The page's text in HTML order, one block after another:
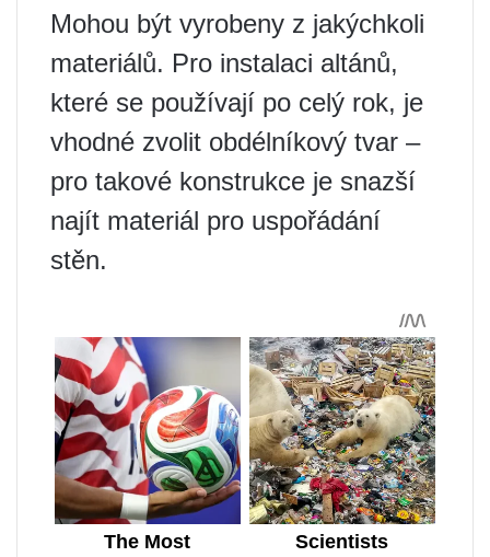
Mohou být vyrobeny z jakýchkoli
materiálů. Pro instalaci altánů,
které se používají po celý rok, je
vhodné zvolit obdélníkový tvar –
pro takové konstrukce je snazší
najít materiál pro uspořádání
stěn.